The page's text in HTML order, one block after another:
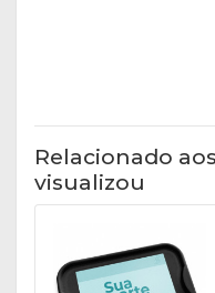
Relacionado
visualizou